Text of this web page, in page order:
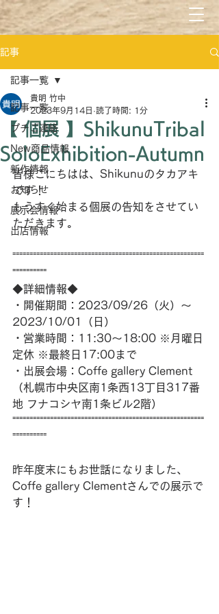
記事
記事一覧
プチご連絡
New商品情報
新作情報
お知らせ
展示会情報
出店情報
記事一覧
【 個展 】ShikunuTribal
SoloExhibition-Autumn
貴明 竹中
2023年9月14日 読了時間: 1分
皆様こにちはは、Shikunuのタカアキ
です！
もうすぐ始まる個展の告知をさせてい
ただきます。
⁼⁼⁼⁼⁼⁼⁼⁼⁼⁼⁼⁼⁼⁼⁼⁼⁼⁼⁼⁼⁼⁼⁼⁼⁼⁼⁼⁼⁼⁼⁼⁼⁼⁼⁼⁼⁼⁼⁼⁼⁼⁼⁼⁼⁼⁼⁼⁼⁼⁼⁼⁼⁼⁼⁼⁼
⁼⁼⁼⁼⁼⁼⁼⁼⁼⁼
◆詳細情報◆
・開催期間：2023/09/26（火）～
2023/10/01（日）
・営業時間：11:30～18:00 ※月曜日
定休 ※最終日17:00まで
・出展会場：Coffe gallery Clement
（札幌市中央区南1条西13丁目317番
地 フナコシヤ南1条ビル2階）
⁼⁼⁼⁼⁼⁼⁼⁼⁼⁼⁼⁼⁼⁼⁼⁼⁼⁼⁼⁼⁼⁼⁼⁼⁼⁼⁼⁼⁼⁼⁼⁼⁼⁼⁼⁼⁼⁼⁼⁼⁼⁼⁼⁼⁼⁼⁼⁼⁼⁼⁼⁼⁼⁼⁼⁼
⁼⁼⁼⁼⁼⁼⁼⁼⁼⁼
昨年度末にもお世話になりました、
Coffe gallery Clementさんでの展示で
す！